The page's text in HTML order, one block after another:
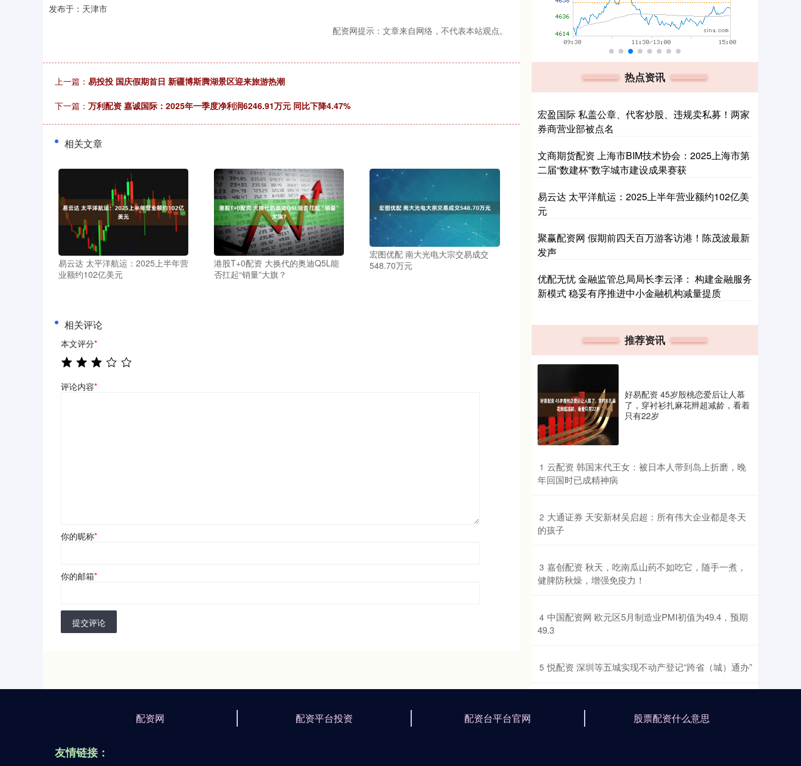
发布于：天津市
配资网提示：文章来自网络，不代表本站观点。
上一篇： 易投投 国庆假期首日 新疆博斯腾湖景区迎来旅游热潮
下一篇： 万利配资 嘉诚国际：2025年一季度净利润6246.91万元 同比下降4.47%
相关文章
易云达 太平洋航运：2025上半年营
业额约102亿美元
港股T+0配资 大换代的奥迪Q5L能
否扛起“销量”大旗？
宏图优配 南大光电大宗交易成交
548.70万元
相关评论
本文评分*
评论内容*
你的昵称*
你的邮箱*
提交评论
热点资讯
宏盈国际 私盖公章、代客炒股、违规卖私募！两家
券商营业部被点名
文商期货配资 上海市BIM技术协会：2025上海市第
二届“数建杯”数字城市建设成果赛获
易云达 太平洋航运：2025上半年营业额约102亿美
元
聚赢配资网 假期前四天百万游客访港！陈茂波最新
发声
优配无忧 金融监管总局局长李云泽： 构建金融服务
新模式 稳妥有序推进中小金融机构减量提质
推荐资讯
好易配资 45岁殷桃恋爱后让人慕
了，穿衬衫扎麻花辫超减龄，看着
只有22岁
1 ​云配资 韩国末代王女：被日本人带到岛上折磨，晚
年回国时已成精神病
2 ​大通证券 天安新材吴启超：所有伟大企业都是冬天
的孩子
3 ​嘉创配资 秋天，吃南瓜山药不如吃它，随手一煮，
健脾防秋燥，增强免疫力！
4 ​中国配资网 欧元区5月制造业PMI初值为49.4，预期
49.3
5 ​悦配资 深圳等五城实现不动产登记“跨省（城）通办”
配资网 配资平台投资 配资台平台官网 股票配资什么意思
友情链接：